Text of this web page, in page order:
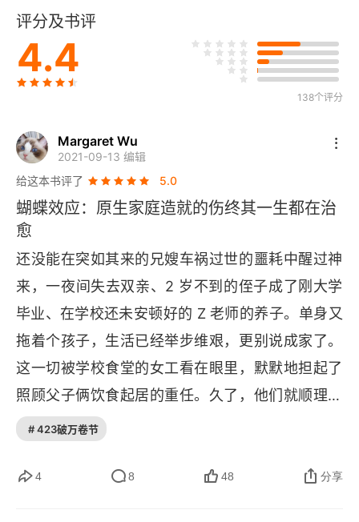
第6章 如何在工作上不让他人他物牵着鼻子走
第7章 爱人是终极操盘手
第8章 育儿：倒数第二个考验
第9章 过剩的情绪操盘手
评分及书评
4.4
138个评分
Margaret Wu
2021-09-13 编辑
给这本书评了
5.0
蝴蝶效应：原生家庭造就的伤终其一生都在治
愈
还没能在突如其来的兄嫂车祸过世的噩耗中醒过神
来，一夜间失去双亲、2 岁不到的侄子成了刚大学
毕业、在学校还未安顿好的 Z 老师的养子。单身又
拖着个孩子，生活已经举步维艰，更别说成家了。
这一切被学校食堂的女工看在眼里，默默地担起了
照顾父子俩饮食起居的重任。久了，他们就顺理成
章结婚成家，还有了个女儿，她就是小
创伤，为她的性格和处世之道的养成埋下了伏线，
# 423破万卷节
4 8 48 分享